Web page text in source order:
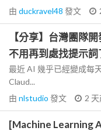
由 duckravel48 發文
【分享】台灣團隊
不用再到處找提示詞
最近 AI 幾乎已經變成每
Claud...
由 nlstudio 發文 2
[Machine Learning